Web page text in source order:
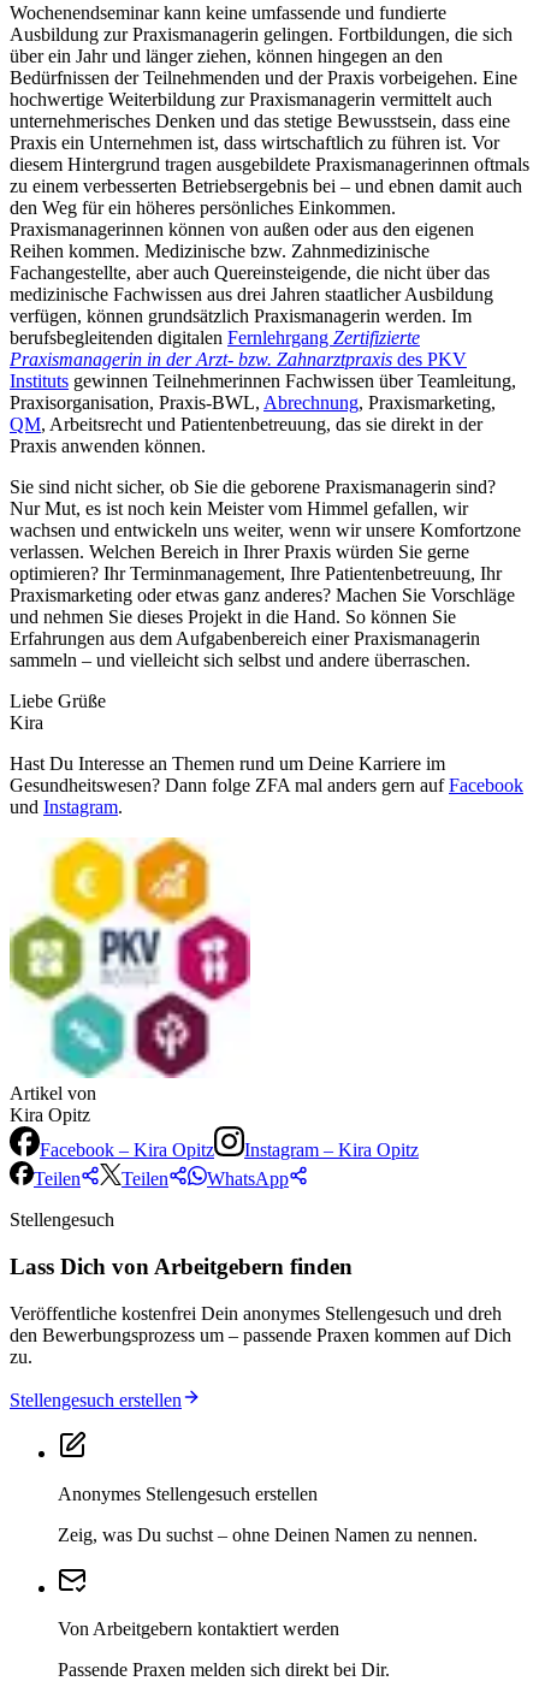
Wochenendseminar kann keine umfassende und fundierte
Ausbildung zur Praxismanagerin gelingen. Fortbildungen, die sich
über ein Jahr und länger ziehen, können hingegen an den
Bedürfnissen der Teilnehmenden und der Praxis vorbeigehen. Eine
hochwertige Weiterbildung zur Praxismanagerin vermittelt auch
unternehmerisches Denken und das stetige Bewusstsein, dass eine
Praxis ein Unternehmen ist, dass wirtschaftlich zu führen ist. Vor
diesem Hintergrund tragen ausgebildete Praxismanagerinnen oftmals
zu einem verbesserten Betriebsergebnis bei – und ebnen damit auch
den Weg für ein höheres persönliches Einkommen.
Praxismanagerinnen können von außen oder aus den eigenen
Reihen kommen. Medizinische bzw. Zahnmedizinische
Fachangestellte, aber auch Quereinsteigende, die nicht über das
medizinische Fachwissen aus drei Jahren staatlicher Ausbildung
verfügen, können grundsätzlich Praxismanagerin werden. Im
berufsbegleitenden digitalen Fernlehrgang Zertifizierte
Praxismanagerin in der Arzt- bzw. Zahnarztpraxis des PKV
Instituts gewinnen Teilnehmerinnen Fachwissen über Teamleitung,
Praxisorganisation, Praxis-BWL, Abrechnung, Praxismarketing,
QM, Arbeitsrecht und Patientenbetreuung, das sie direkt in der
Praxis anwenden können.
Sie sind nicht sicher, ob Sie die geborene Praxismanagerin sind?
Nur Mut, es ist noch kein Meister vom Himmel gefallen, wir
wachsen und entwickeln uns weiter, wenn wir unsere Komfortzone
verlassen. Welchen Bereich in Ihrer Praxis würden Sie gerne
optimieren? Ihr Terminmanagement, Ihre Patientenbetreuung, Ihr
Praxismarketing oder etwas ganz anderes? Machen Sie Vorschläge
und nehmen Sie dieses Projekt in die Hand. So können Sie
Erfahrungen aus dem Aufgabenbereich einer Praxismanagerin
sammeln – und vielleicht sich selbst und andere überraschen.
Liebe Grüße
Kira
Hast Du Interesse an Themen rund um Deine Karriere im
Gesundheitswesen? Dann folge ZFA mal anders gern auf Facebook
und Instagram.
Artikel von
Kira Opitz
Facebook – Kira Opitz Instagram – Kira Opitz
Teilen
Teilen
WhatsApp
Stellengesuch
Lass Dich von Arbeitgebern finden
Veröffentliche kostenfrei Dein anonymes Stellengesuch und dreh
den Bewerbungsprozess um – passende Praxen kommen auf Dich
zu.
Stellengesuch erstellen
Anonymes Stellengesuch erstellen
Zeig, was Du suchst – ohne Deinen Namen zu nennen.
Von Arbeitgebern kontaktiert werden
Passende Praxen melden sich direkt bei Dir.